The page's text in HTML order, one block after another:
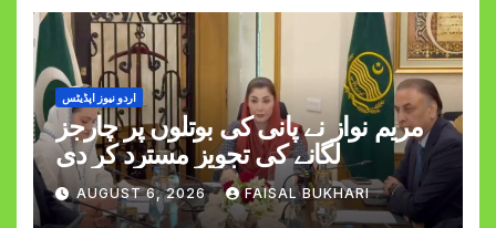
اردو نیوز اپڈیٹس
مریم نواز نے پانی کی بوتلوں پر چارجز
لگانے کی تجویز مسترد کر دی
AUGUST 6, 2026 FAISAL BUKHARI